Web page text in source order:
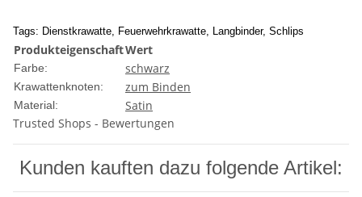
Tags: Dienstkrawatte, Feuerwehrkrawatte, Langbinder, Schlips
ProdukteigenschaftWert
Farbe: schwarz
Krawattenknoten: zum Binden
Material:
Satin
Trusted Shops - Bewertungen
Kunden kauften dazu folgende Artikel: